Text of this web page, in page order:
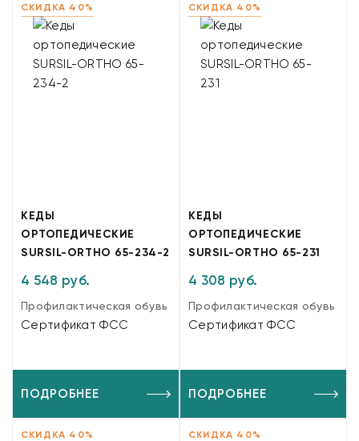
СКИДКА 40%
КЕДЫ
ОРТОПЕДИЧЕСКИЕ
SURSIL-ORTHO 65-234-2
4 548 руб.
Профилактическая обувь
Сертификат ФСС
ПОДРОБНЕЕ
СКИДКА 40%
КЕДЫ
ОРТОПЕДИЧЕСКИЕ
SURSIL-ORTHO 65-231
4 308 руб.
Профилактическая обувь
Сертификат ФСС
ПОДРОБНЕЕ
СКИДКА 40% СКИДКА 40%